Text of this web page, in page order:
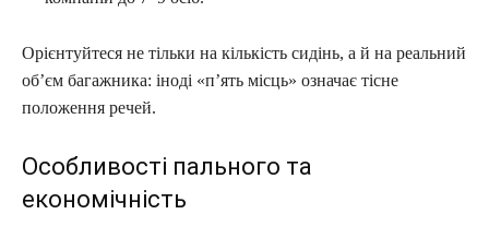
Орієнтуйтеся не тільки на кількість сидінь, а й на реальний
об’єм багажника: іноді «п’ять місць» означає тісне
положення речей.
Особливості пального та
економічність